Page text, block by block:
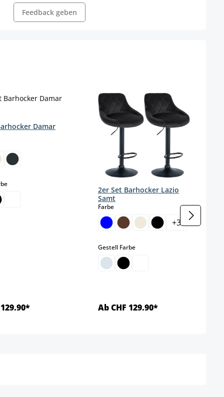
Feedback geben
Damar
auswählen
2er Set Barhocker Lazio
Samt
Farbeauswählen
+3
Gestell Farbeauswählen
Ab CHF 129.90*